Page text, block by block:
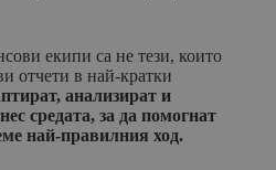
екипи са не тези, които
отчети в най-кратки
анализират и
средата, за да помогнат
най-правилния ход.